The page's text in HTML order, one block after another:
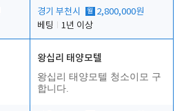
경기 부천시 월 2,800,000원
베팅
1년 이상
왕십리 태양모텔
왕십리 태양모텔 청소이모 구
합니다.